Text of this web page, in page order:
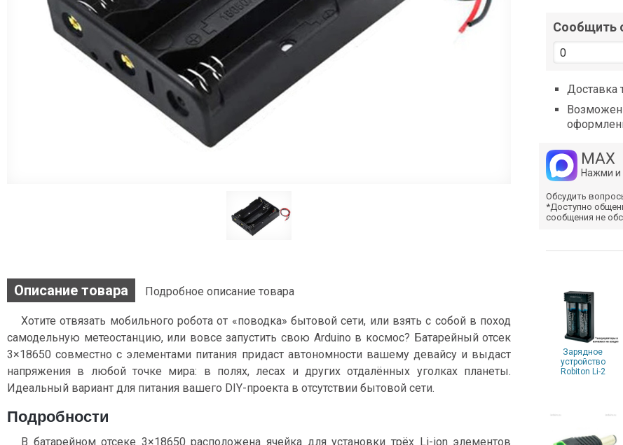
Сообщить
Доставка
Возможен
MAX
Нажми и
Обсудить
*Доступно
сообщения не
Зарядное
устройство
Robiton Li-2
Описание товара Подробное описание товара
Хотите отвязать мобильного робота от «поводка» бытовой сети, или взять с собой в поход
самодельную метеостанцию, или вовсе запустить свою Arduino в космос? Батарейный отсек
3×18650 совместно с элементами питания придаст автономности вашему девайсу и выдаст
напряжения в любой точке мира: в полях, лесах и других отдалённых уголках планеты.
Идеальный вариант для питания вашего DIY-проекта в отсутствии бытовой сети.
Подробности
В батарейном отсеке 3×18650 расположена ячейка для установки трёх Li-ion элементов